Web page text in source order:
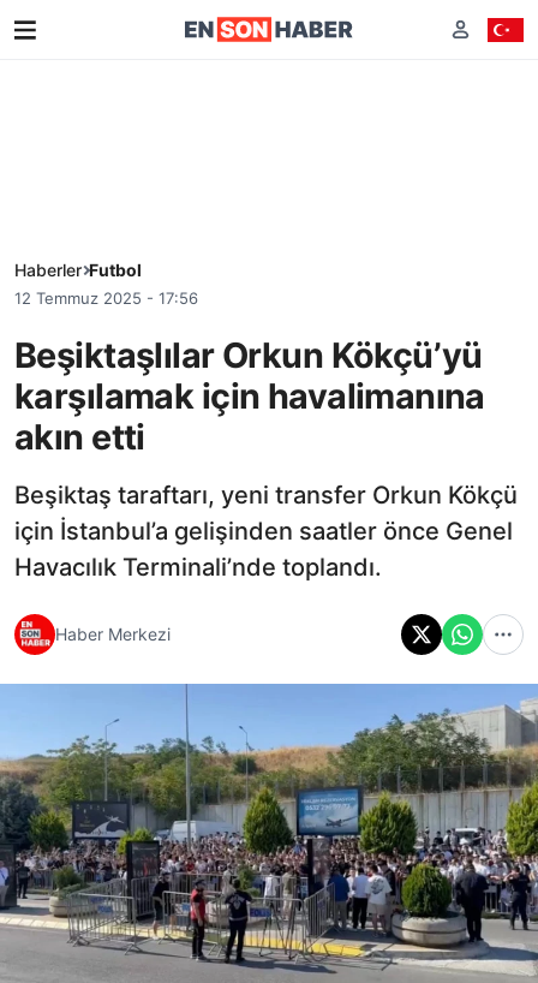
Haberler Futbol
12 Temmuz 2025 - 17:56
Beşiktaşlılar Orkun Kökçü’yü
karşılamak için havalimanına
akın etti
Beşiktaş taraftarı, yeni transfer Orkun Kökçü
için İstanbul’a gelişinden saatler önce Genel
Havacılık Terminali’nde toplandı.
Haber Merkezi